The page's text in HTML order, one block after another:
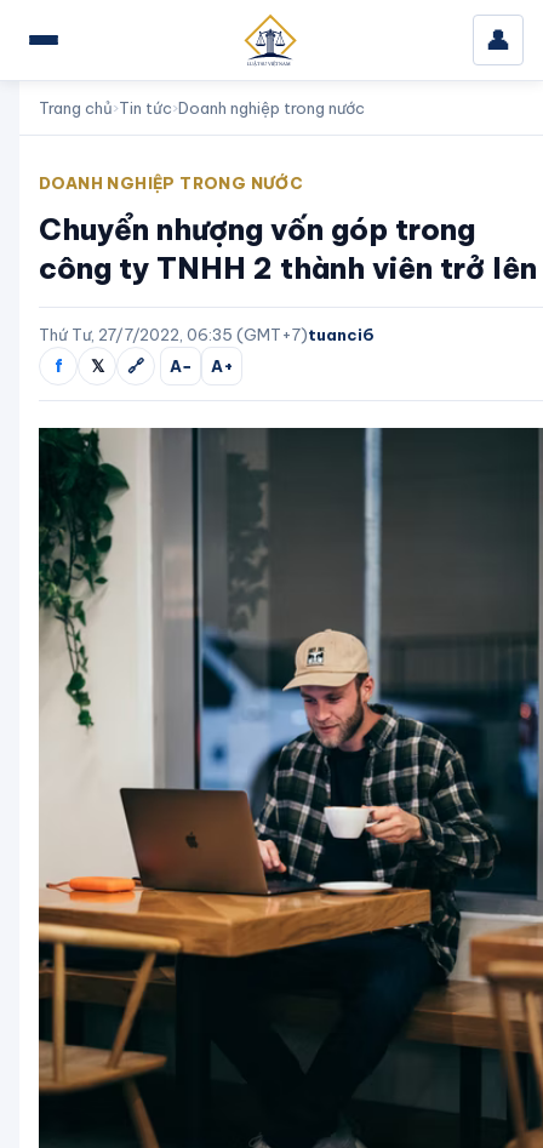
👤
Trang chủ›Tin tức›Doanh nghiệp trong nước
DOANH NGHIỆP TRONG NƯỚC
Chuyển nhượng vốn góp trong
công ty TNHH 2 thành viên trở lên
Thứ Tư, 27/7/2022, 06:35 (GMT+7)tuanci6
f 𝕏 🔗 A− A+